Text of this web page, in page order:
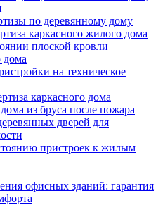
по деревянному дому
каркасного жилого дома
плоской кровли
дома
на техническое
каркасного дома
из бруса после пожара
дверей для
пристроек к жилым
офисных зданий: гарантия